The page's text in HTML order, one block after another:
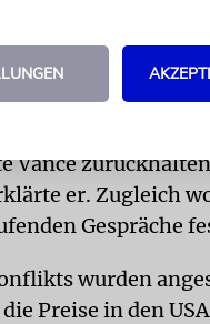
unklar, welche
Vance
er. Zugleich
Gespräche
wurden
Preise in den